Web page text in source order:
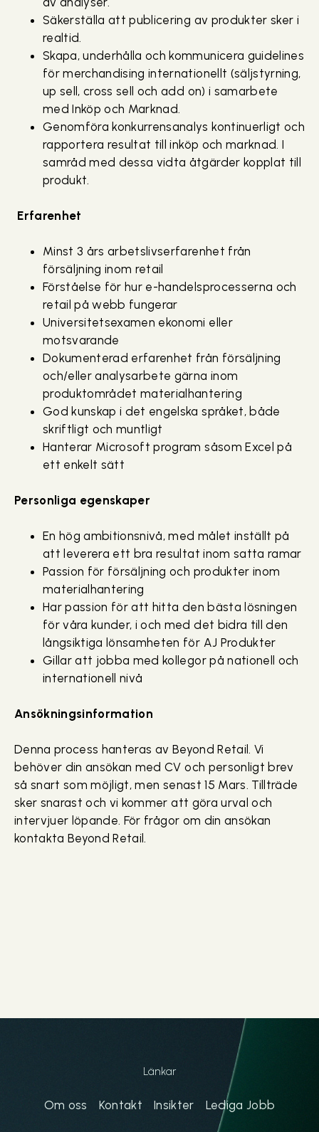
Säkerställa att publicering av produkter sker i
realtid.
Skapa, underhålla och kommunicera guidelines
för merchandising internationellt (säljstyrning,
up sell, cross sell och add on) i samarbete
med Inköp och Marknad.
Genomföra konkurrensanalys kontinuerligt och
rapportera resultat till inköp och marknad. I
samråd med dessa vidta åtgärder kopplat till
produkt.
Erfarenhet
Minst 3 års arbetslivserfarenhet från
försäljning inom retail
Förståelse för hur e-handelsprocesserna och
retail på webb fungerar
Universitetsexamen ekonomi eller
motsvarande
Dokumenterad erfarenhet från försäljning
och/eller analysarbete gärna inom
produktområdet materialhantering
God kunskap i det engelska språket, både
skriftligt och muntligt
Hanterar Microsoft program såsom Excel på
ett enkelt sätt
Personliga egenskaper
En hög ambitionsnivå, med målet inställt på
att leverera ett bra resultat inom satta ramar
Passion för försäljning och produkter inom
materialhantering
Har passion för att hitta den bästa lösningen
för våra kunder, i och med det bidra till den
långsiktiga lönsamheten för AJ Produkter
Gillar att jobba med kollegor på nationell och
internationell nivå
Ansökningsinformation
Denna process hanteras av Beyond Retail. Vi
behöver din ansökan med CV och personligt brev
så snart som möjligt, men senast 15 Mars. Tillträde
sker snarast och vi kommer att göra urval och
intervjuer löpande. För frågor om din ansökan
kontakta Beyond Retail.
Länkar
Om oss Kontakt Insikter Lediga Jobb